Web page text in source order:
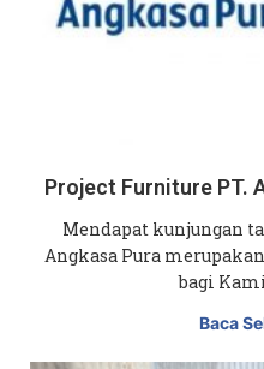
Project Furniture PT.
Mendapat kunjungan
Angkasa Pura
bagi
Baca